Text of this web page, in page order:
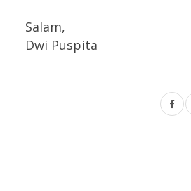
Salam,
Dwi Puspita